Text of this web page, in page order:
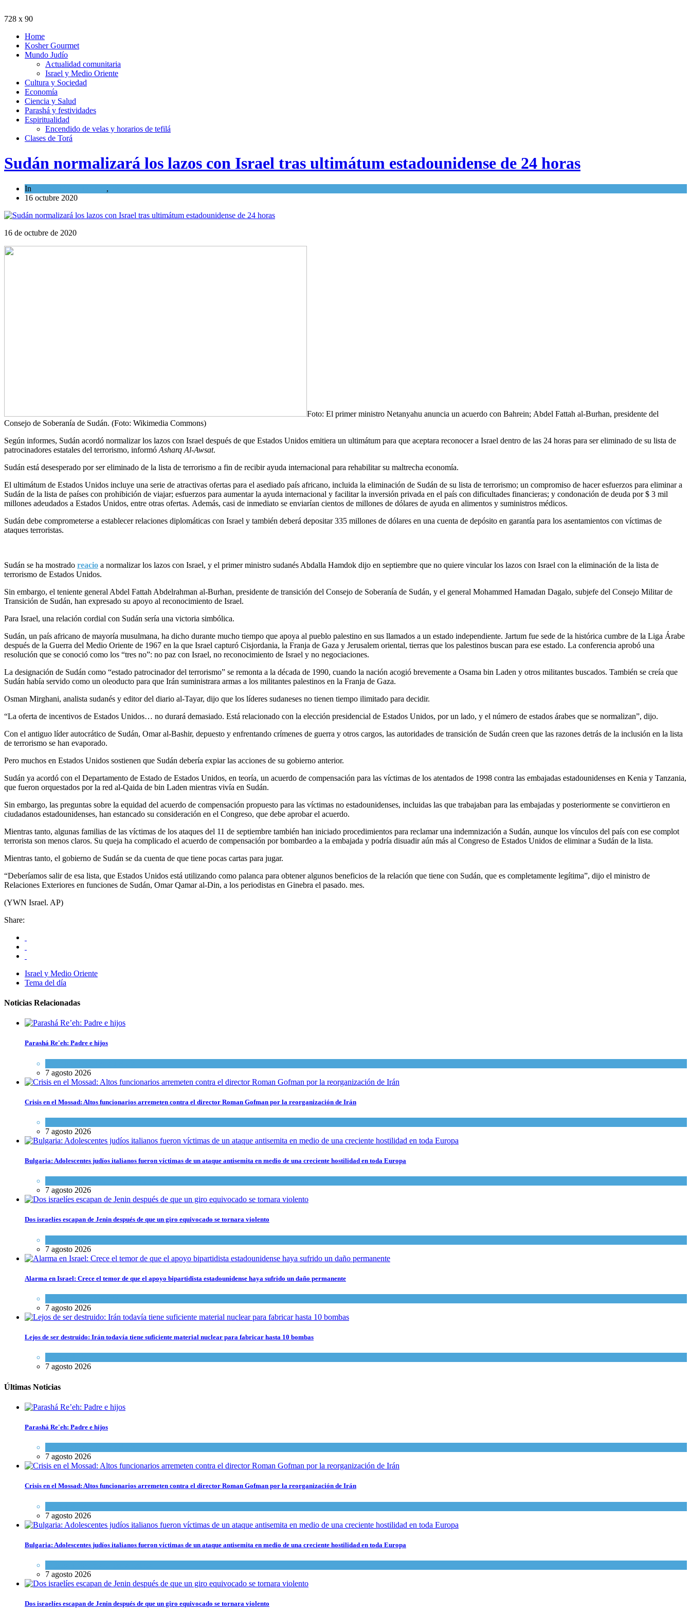
728 x 90
Home
Kosher Gourmet
Mundo Judío
Actualidad comunitaria
Israel y Medio Oriente
Cultura y Sociedad
Economía
Ciencia y Salud
Parashá y festividades
Espiritualidad
Encendido de velas y horarios de tefilá
Clases de Torá
Sudán normalizará los lazos con Israel tras ultimátum estadounidense de 24 horas
In ,
16 octubre 2020
16 de octubre de 2020
Foto: El primer ministro Netanyahu anuncia un acuerdo con Bahrein; Abdel Fattah al-Burhan, presidente del
Consejo de Soberanía de Sudán. (Foto: Wikimedia Commons)
Según informes, Sudán acordó normalizar los lazos con Israel después de que Estados Unidos emitiera un ultimátum para que aceptara reconocer a Israel dentro de las 24 horas para ser eliminado de su lista de
patrocinadores estatales del terrorismo, informó Asharq Al-Awsat.
Sudán está desesperado por ser eliminado de la lista de terrorismo a fin de recibir ayuda internacional para rehabilitar su maltrecha economía.
El ultimátum de Estados Unidos incluye una serie de atractivas ofertas para el asediado país africano, incluida la eliminación de Sudán de su lista de terrorismo; un compromiso de hacer esfuerzos para eliminar a
Sudán de la lista de países con prohibición de viajar; esfuerzos para aumentar la ayuda internacional y facilitar la inversión privada en el país con dificultades financieras; y condonación de deuda por $ 3 mil
millones adeudados a Estados Unidos, entre otras ofertas. Además, casi de inmediato se enviarían cientos de millones de dólares de ayuda en alimentos y suministros médicos.
Sudán debe comprometerse a establecer relaciones diplomáticas con Israel y también deberá depositar 335 millones de dólares en una cuenta de depósito en garantía para los asentamientos con víctimas de
ataques terroristas.
Sudán se ha mostrado reacio a normalizar los lazos con Israel, y el primer ministro sudanés Abdalla Hamdok dijo en septiembre que no quiere vincular los lazos con Israel con la eliminación de la lista de
terrorismo de Estados Unidos.
Sin embargo, el teniente general Abdel Fattah Abdelrahman al-Burhan, presidente de transición del Consejo de Soberanía de Sudán, y el general Mohammed Hamadan Dagalo, subjefe del Consejo Militar de
Transición de Sudán, han expresado su apoyo al reconocimiento de Israel.
Para Israel, una relación cordial con Sudán sería una victoria simbólica.
Sudán, un país africano de mayoría musulmana, ha dicho durante mucho tiempo que apoya al pueblo palestino en sus llamados a un estado independiente. Jartum fue sede de la histórica cumbre de la Liga Árabe
después de la Guerra del Medio Oriente de 1967 en la que Israel capturó Cisjordania, la Franja de Gaza y Jerusalem oriental, tierras que los palestinos buscan para ese estado. La conferencia aprobó una
resolución que se conoció como los “tres no”: no paz con Israel, no reconocimiento de Israel y no negociaciones.
La designación de Sudán como “estado patrocinador del terrorismo” se remonta a la década de 1990, cuando la nación acogió brevemente a Osama bin Laden y otros militantes buscados. También se creía que
Sudán había servido como un oleoducto para que Irán suministrara armas a los militantes palestinos en la Franja de Gaza.
Osman Mirghani, analista sudanés y editor del diario al-Tayar, dijo que los líderes sudaneses no tienen tiempo ilimitado para decidir.
“La oferta de incentivos de Estados Unidos… no durará demasiado. Está relacionado con la elección presidencial de Estados Unidos, por un lado, y el número de estados árabes que se normalizan”, dijo.
Con el antiguo líder autocrático de Sudán, Omar al-Bashir, depuesto y enfrentando crímenes de guerra y otros cargos, las autoridades de transición de Sudán creen que las razones detrás de la inclusión en la lista
de terrorismo se han evaporado.
Pero muchos en Estados Unidos sostienen que Sudán debería expiar las acciones de su gobierno anterior.
Sudán ya acordó con el Departamento de Estado de Estados Unidos, en teoría, un acuerdo de compensación para las víctimas de los atentados de 1998 contra las embajadas estadounidenses en Kenia y Tanzania,
que fueron orquestados por la red al-Qaida de bin Laden mientras vivía en Sudán.
Sin embargo, las preguntas sobre la equidad del acuerdo de compensación propuesto para las víctimas no estadounidenses, incluidas las que trabajaban para las embajadas y posteriormente se convirtieron en
ciudadanos estadounidenses, han estancado su consideración en el Congreso, que debe aprobar el acuerdo.
Mientras tanto, algunas familias de las víctimas de los ataques del 11 de septiembre también han iniciado procedimientos para reclamar una indemnización a Sudán, aunque los vínculos del país con ese complot
terrorista son menos claros. Su queja ha complicado el acuerdo de compensación por bombardeo a la embajada y podría disuadir aún más al Congreso de Estados Unidos de eliminar a Sudán de la lista.
Mientras tanto, el gobierno de Sudán se da cuenta de que tiene pocas cartas para jugar.
“Deberíamos salir de esa lista, que Estados Unidos está utilizando como palanca para obtener algunos beneficios de la relación que tiene con Sudán, que es completamente legítima”, dijo el ministro de
Relaciones Exteriores en funciones de Sudán, Omar Qamar al-Din, a los periodistas en Ginebra el pasado. mes.
(YWN Israel. AP)
Share:
Israel y Medio Oriente
Tema del día
Noticias Relacionadas
Parashá Re'eh: Padre e hijos
7 agosto 2026
Crisis en el Mossad: Altos funcionarios arremeten contra el director Roman Gofman por la reorganización de Irán
7 agosto 2026
Bulgaria: Adolescentes judíos italianos fueron víctimas de un ataque antisemita en medio de una creciente hostilidad en toda Europa
7 agosto 2026
Dos israelíes escapan de Jenin después de que un giro equivocado se tornara violento
7 agosto 2026
Alarma en Israel: Crece el temor de que el apoyo bipartidista estadounidense haya sufrido un daño permanente
7 agosto 2026
Lejos de ser destruido: Irán todavía tiene suficiente material nuclear para fabricar hasta 10 bombas
7 agosto 2026
Últimas Noticias
Parashá Re'eh: Padre e hijos
7 agosto 2026
Crisis en el Mossad: Altos funcionarios arremeten contra el director Roman Gofman por la reorganización de Irán
7 agosto 2026
Bulgaria: Adolescentes judíos italianos fueron víctimas de un ataque antisemita en medio de una creciente hostilidad en toda Europa
7 agosto 2026
Dos israelíes escapan de Jenin después de que un giro equivocado se tornara violento